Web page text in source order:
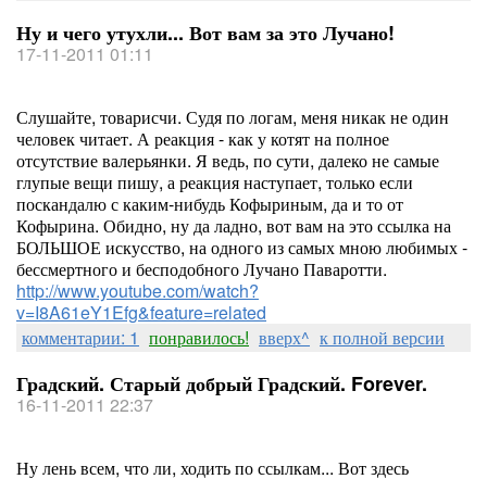
Ну и чего утухли... Вот вам за это Лучано!
17-11-2011 01:11
Слушайте, товарисчи. Судя по логам, меня никак не один
человек читает. А реакция - как у котят на полное
отсутствие валерьянки. Я ведь, по сути, далеко не самые
глупые вещи пишу, а реакция наступает, только если
поскандалю с каким-нибудь Кофыриным, да и то от
Кофырина. Обидно, ну да ладно, вот вам на это ссылка на
БОЛЬШОЕ искусство, на одного из самых мною любимых -
бессмертного и бесподобного Лучано Паваротти.
http://www.youtube.com/watch?
v=I8A61eY1Efg&feature=related
комментарии: 1 понравилось! вверх^ к полной версии
Градский. Старый добрый Градский. Forever.
16-11-2011 22:37
Ну лень всем, что ли, ходить по ссылкам... Вот здесь